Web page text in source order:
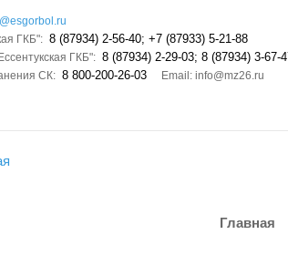
@esgorbol.ru
ГКБ": 8 (87934) 2-56-40; +7 (87933) 5-21-88
ГКБ": 8 (87934) 2-29-03; 8 (87934) 3-67-
СК: 8 800-200-26-03 Email: info@mz26.ru
Главная